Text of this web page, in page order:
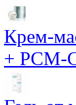
Крем-
+ PCM-